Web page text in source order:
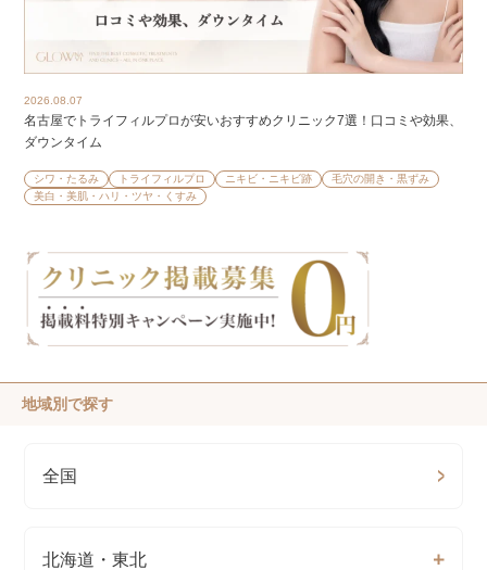
2026.08.07
名古屋でトライフィルプロが安いおすすめクリニック7選！口コミや効果、
ダウンタイム
シワ・たるみ トライフィルプロ ニキビ・ニキビ跡
毛穴の開き・黒ずみ
美白・美肌・ハリ・ツヤ・くすみ
地域別で探す
全国
北海道・東北